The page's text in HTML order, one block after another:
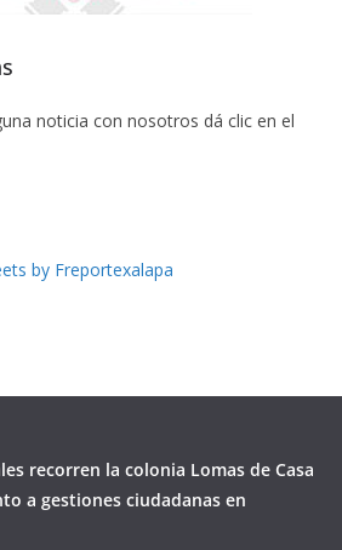
noticia con nosotros dá clic en el
by Freportexalapa
recorren la colonia Lomas de Casa
a gestiones ciudadanas en